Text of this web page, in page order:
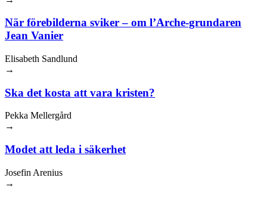
När förebilderna sviker – om l’Arche-grundaren
Jean Vanier
Elisabeth Sandlund
→
Ska det kosta att vara kristen?
Pekka Mellergård
→
Modet att leda i säkerhet
Josefin Arenius
→